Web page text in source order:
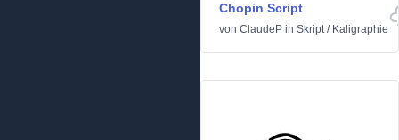
Chopin Script
von ClaudeP in Skript/ Kaligraphie